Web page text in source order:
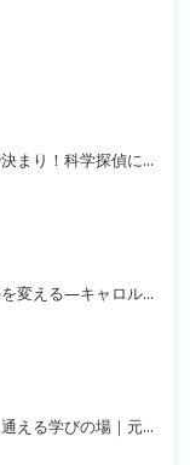
今年の自由研究はこれで決まり！科学探偵になって指紋の謎を解き明かそう！｜元中学高校教員で私立学校の放課後校内塾を経営する西宮・今津の習いごと教室＆自習塾WillBe
「まだできない」が未来を変える―キャロル・ドゥエックの成長マインドセットとは？｜元中学高校教員で私立学校の放課後校内塾を経営する西宮・今津の習いごと教室＆自習塾WillBe
不登校の生徒も安心して通える学びの場｜元中学高校教員で私立学校の放課後校内塾を経営する西宮・今津の習いごと教室＆自習塾WillBe